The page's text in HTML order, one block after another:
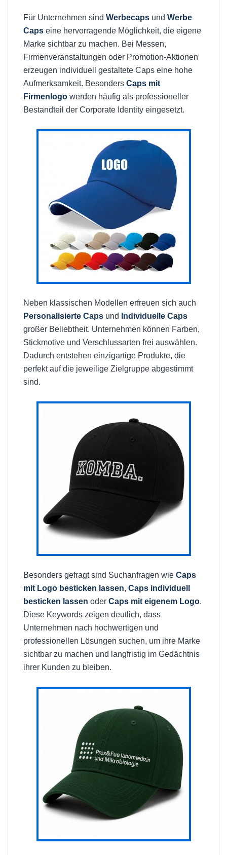
Für Unternehmen sind Werbecaps und Werbe
Caps eine hervorragende Möglichkeit, die eigene
Marke sichtbar zu machen. Bei Messen,
Firmenveranstaltungen oder Promotion-Aktionen
erzeugen individuell gestaltete Caps eine hohe
Aufmerksamkeit. Besonders Caps mit
Firmenlogo werden häufig als professioneller
Bestandteil der Corporate Identity eingesetzt.
Neben klassischen Modellen erfreuen sich auch
Personalisierte Caps und
Individuelle Caps
großer Beliebtheit. Unternehmen können Farben,
Stickmotive und Verschlussarten frei auswählen.
Dadurch entstehen einzigartige Produkte, die
perfekt auf die jeweilige Zielgruppe abgestimmt
sind.
Besonders gefragt sind Suchanfragen wie Caps
mit Logo besticken lassen, Caps individuell
besticken lassen oder Caps mit eigenem Logo.
Diese Keywords zeigen deutlich, dass
Unternehmen nach hochwertigen und
professionellen Lösungen suchen, um ihre Marke
sichtbar zu machen und langfristig im Gedächtnis
ihrer Kunden zu bleiben.